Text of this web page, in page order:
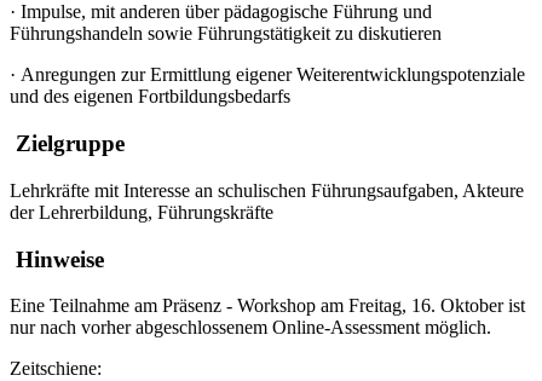
· Impulse, mit anderen über pädagogische Führung und
Führungshandeln sowie Führungstätigkeit zu diskutieren
· Anregungen zur Ermittlung eigener Weiterentwicklungspotenziale
und des eigenen Fortbildungsbedarfs
Zielgruppe
Lehrkräfte mit Interesse an schulischen Führungsaufgaben, Akteure
der Lehrerbildung, Führungskräfte
Hinweise
Eine Teilnahme am Präsenz - Workshop am Freitag, 16. Oktober ist
nur nach vorher abgeschlossenem Online-Assessment möglich.
Zeitschiene: